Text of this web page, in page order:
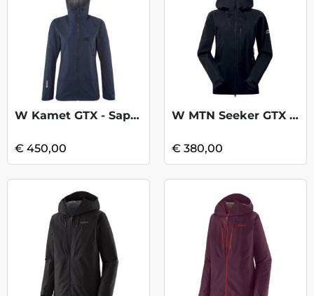
W Kamet GTX - Saphir
€ 450,00
W MTN Seeker GTX Jkt - Black
€ 380,00